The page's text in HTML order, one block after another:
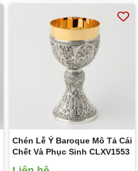
Chén Lễ Ý Baroque Mô Tả Cái
Chết Và Phục Sinh CLXV1553